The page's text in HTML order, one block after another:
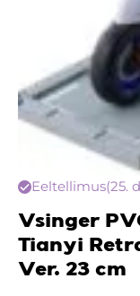
Eeltellimus(25.
Vsinger
Tianyi
Ver. 23 cm